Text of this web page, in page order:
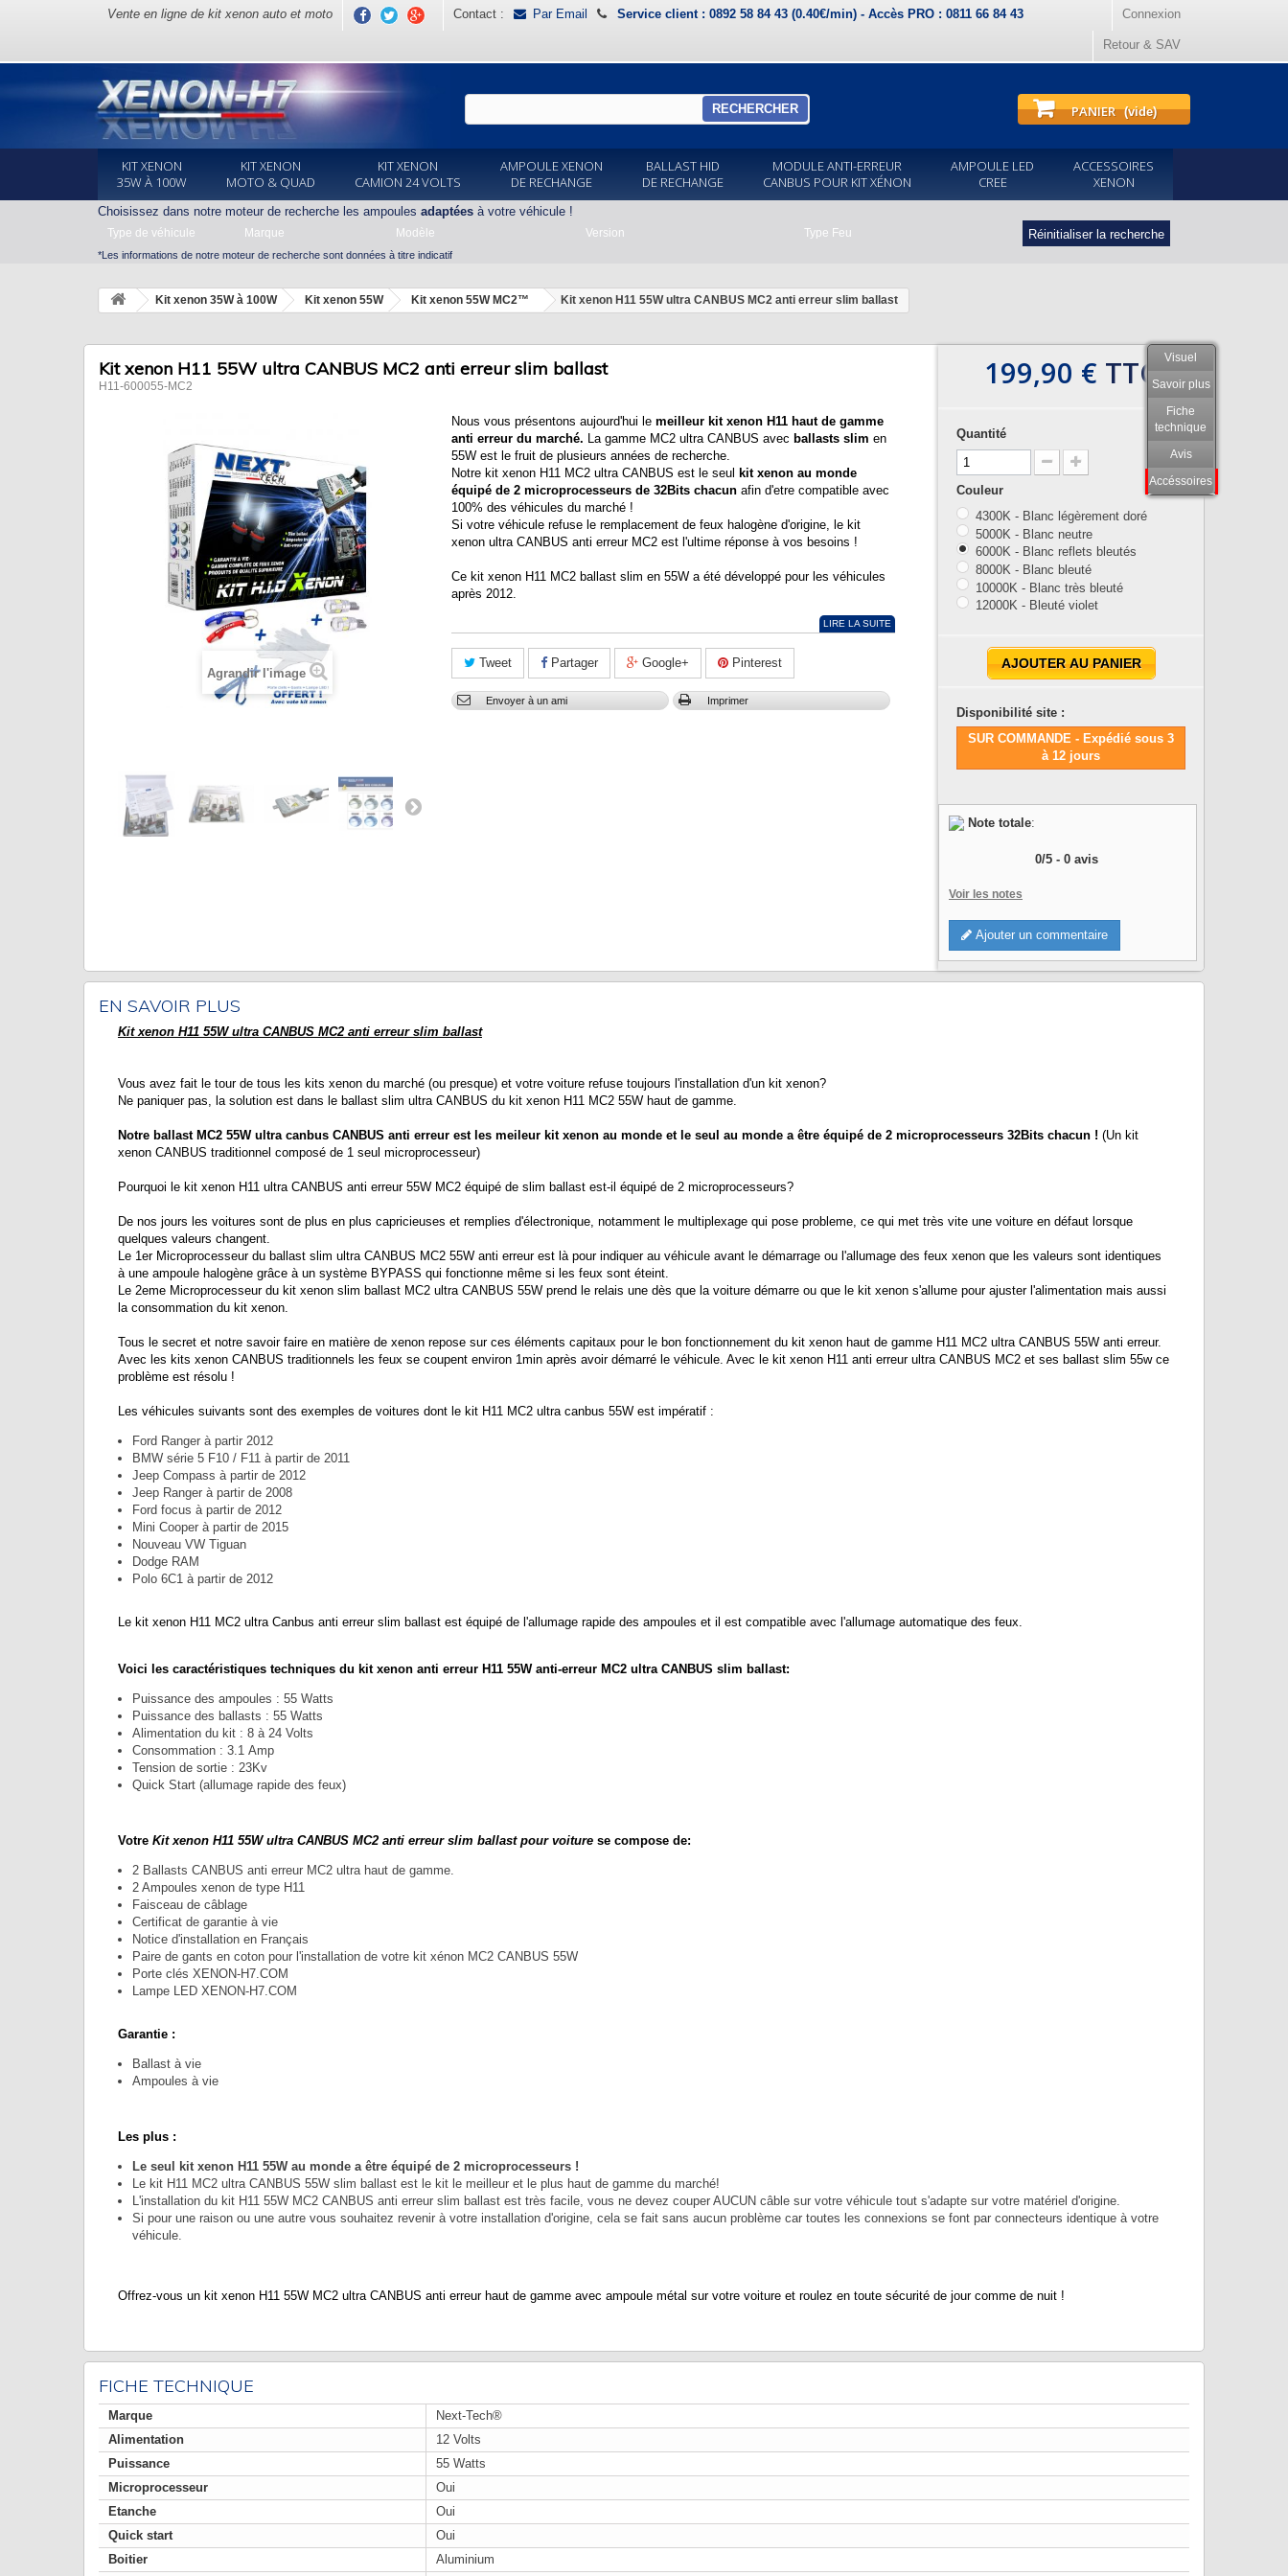
Vente en ligne de kit xenon auto et moto Connexion
Contact : Par Email Service client : 0892 58 84 43 (0.40€/min) - Accès PRO : 0811 66 84 43
Retour & SAV
RECHERCHER PANIER (vide)
KIT XENON
35W À 100W
KIT XENON
MOTO & QUAD
KIT XENON
CAMION 24 VOLTS
AMPOULE XENON
DE RECHANGE
BALLAST HID
DE RECHANGE
MODULE ANTI-ERREUR
CANBUS POUR KIT XÉNON
AMPOULE LED
CREE
ACCESSOIRES
XENON
Choisissez dans notre moteur de recherche les ampoules adaptées à votre véhicule !
Type de véhicule Marque Modèle Version Type Feu Réinitialiser la recherche
*Les informations de notre moteur de recherche sont données à titre indicatif
Kit xenon 35W à 100W Kit xenon 55W Kit xenon 55W MC2™ Kit xenon H11 55W ultra CANBUS MC2 anti erreur slim ballast
Visuel
Savoir plus
Fiche
technique
Avis
Accéssoires
Kit xenon H11 55W ultra CANBUS MC2 anti erreur slim ballast
H11-600055-MC2
Agrandir l'image
Nous vous présentons aujourd'hui le meilleurkit xenon H11 haut de gamme
anti erreur du marché. La gamme MC2 ultra CANBUS avec ballasts slim en
55W est le fruit de plusieurs années de recherche.
Notre kit xenon H11 MC2 ultra CANBUS est le seul kit xenon au monde
équipé de 2 microprocesseurs de 32Bits chacunafin d'etre compatible avec
100% des véhicules du marché!
Si votre véhicule refuse le remplacement de feux halogène d'origine, le kit
xenon ultra CANBUS anti erreur MC2 est l'ultime réponse à vos besoins !
Ce kit xenon H11 MC2 ballast slim en 55W a été développé pour les véhicules
après 2012.
LIRE LA SUITE
Tweet Partager Google+ Pinterest
Envoyer à un ami Imprimer
199,90 € TTC
Quantité
Couleur
4300K - Blanc légèrement doré
5000K - Blanc neutre
6000K - Blanc reflets bleutés
8000K - Blanc bleuté
10000K - Blanc très bleuté
12000K - Bleuté violet
AJOUTER AU PANIER
Disponibilité site :
SUR COMMANDE - Expédié sous 3
à 12 jours
Note totale:
0/5 - 0 avis
Voir les notes
Ajouter un commentaire
EN SAVOIR PLUS
Kit xenon H11 55W ultra CANBUS MC2 anti erreur slim ballast
Vous avez fait le tour de tous les kits xenon du marché (ou presque) et votre voiture refuse toujours l'installation d'un kit xenon?
Ne paniquer pas, la solution est dans le ballast slim ultra CANBUS du kit xenon H11 MC2 55W haut de gamme.
Notre ballast MC2 55W ultra canbus CANBUS anti erreur est les meileur kit xenon au monde et le seul au monde a être équipé de 2 microprocesseurs 32Bits chacun ! (Un kit
xenon CANBUS traditionnel composé de 1 seul microprocesseur)
Pourquoi le kit xenon H11 ultra CANBUS anti erreur 55W MC2 équipé de slim ballast est-il équipé de 2 microprocesseurs?
De nos jours les voitures sont de plus en plus capricieuses et remplies d'électronique, notamment le multiplexage qui pose probleme, ce qui met très vite une voiture en défaut lorsque
quelques valeurs changent.
Le 1er Microprocesseur du ballast slim ultra CANBUS MC2 55W anti erreur est là pour indiquer au véhicule avant le démarrage ou l'allumage des feux xenon que les valeurs sont identiques
à une ampoule halogène grâce à un système BYPASS qui fonctionne même si les feux sont éteint.
Le 2eme Microprocesseur du kit xenon slim ballast MC2 ultra CANBUS 55W prend le relais une dès que la voiture démarre ou que le kit xenon s'allume pour ajuster l'alimentation mais aussi
la consommation du kit xenon.
Tous le secret et notre savoir faire en matière de xenon repose sur ces éléments capitaux pour le bon fonctionnement du kit xenon haut de gamme H11 MC2 ultra CANBUS 55W anti erreur.
Avec les kits xenon CANBUS traditionnels les feux se coupent environ 1min après avoir démarré le véhicule. Avec le kit xenon H11 anti erreur ultra CANBUS MC2 et ses ballast slim 55w ce
problème est résolu !
Les véhicules suivants sont des exemples de voitures dont le kit H11 MC2 ultra canbus 55W est impératif :
Ford Ranger à partir 2012
BMW série 5 F10 / F11 à partir de 2011
Jeep Compass à partir de 2012
Jeep Ranger à partir de 2008
Ford focus à partir de 2012
Mini Cooper à partir de 2015
Nouveau VW Tiguan
Dodge RAM
Polo 6C1 à partir de 2012
Le kit xenon H11 MC2 ultra Canbus anti erreur slim ballast est équipé de l'allumage rapide des ampoules et il est compatible avec l'allumage automatique des feux.
Voici les caractéristiques techniques du kit xenon anti erreur H11 55W anti-erreur MC2 ultra CANBUS slim ballast:
Puissance des ampoules : 55 Watts
Puissance des ballasts : 55 Watts
Alimentation du kit : 8 à 24 Volts
Consommation : 3.1 Amp
Tension de sortie : 23Kv
Quick Start (allumage rapide des feux)
Votre Kit xenon H11 55W ultra CANBUS MC2 anti erreur slim ballast pour voiture se compose de:
2 Ballasts CANBUS anti erreur MC2 ultra haut de gamme.
2 Ampoules xenon de type H11
Faisceau de câblage
Certificat de garantie à vie
Notice d'installation en Français
Paire de gants en coton pour l'installation de votre kit xénon MC2 CANBUS 55W
Porte clés XENON-H7.COM
Lampe LED XENON-H7.COM
Garantie :
Ballast à vie
Ampoules à vie
Les plus :
Le seul kit xenon H11 55W au monde a être équipé de 2 microprocesseurs !
Le kit H11 MC2 ultra CANBUS 55W slim ballast est le kit le meilleur et le plus haut de gamme du marché!
L'installation du kit H11 55W MC2 CANBUS anti erreur slim ballast est très facile, vous ne devez couper AUCUN câble sur votre véhicule tout s'adapte sur votre matériel d'origine.
Si pour une raison ou une autre vous souhaitez revenir à votre installation d'origine, cela se fait sans aucun problème car toutes les connexions se font par connecteurs identique à votre
véhicule.
Offrez-vous un kit xenon H11 55W MC2 ultra CANBUS anti erreur haut de gamme avec ampoule métal sur votre voiture et roulez en toute sécurité de jour comme de nuit !
FICHE TECHNIQUE
Marque
Next-Tech®
Alimentation
12 Volts
Puissance
55 Watts
Microprocesseur
Oui
Etanche
Oui
Quick start
Oui
Boitier
Aluminium